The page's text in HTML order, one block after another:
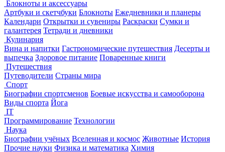
Блокноты и аксессуары
Артбуки и скетчбуки Блокноты Ежедневники и планеры
Календари Открытки и сувениры Раскраски Сумки и
галантерея Тетради и дневники
Кулинария
Вина и напитки Гастрономические путешествия Десерты и
выпечка Здоровое питание Поваренные книги
Путешествия
Путеводители Страны мира
Спорт
Биографии спортсменов Боевые искусства и самооборона
Виды спорта Йога
IT
Программирование Технологии
Наука
Биографии учёных Вселенная и космос Животные История
Прочие науки Физика и математика Химия